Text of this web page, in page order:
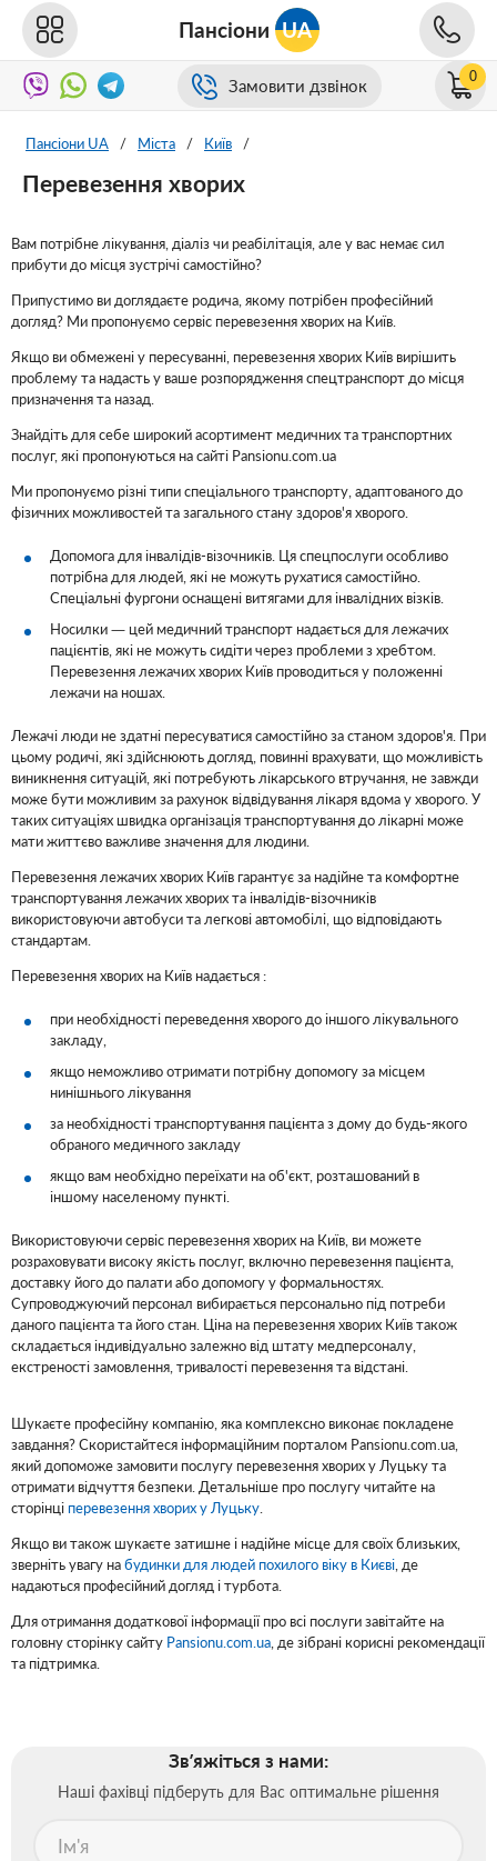
Пансіони UA
Замовити дзвінок 0
Пансіони UA / Міста / Київ /
Перевезення хворих
Вам потрібне лікування, діаліз чи реабілітація, але у вас немає сил
прибути до місця зустрічі самостійно?
Припустимо ви доглядаєте родича, якому потрібен професійний
догляд? Ми пропонуємо сервіс перевезення хворих на Київ.
Якщо ви обмежені у пересуванні, перевезення хворих Київ вирішить
проблему та надасть у ваше розпорядження спецтранспорт до місця
призначення та назад.
Знайдіть для себе широкий асортимент медичних та транспортних
послуг, які пропонуються на сайті Pansionu.com.ua
Ми пропонуємо різні типи спеціального транспорту, адаптованого до
фізичних можливостей та загального стану здоров'я хворого.
Допомога для інвалідів-візочників. Ця спецпослуги особливо
потрібна для людей, які не можуть рухатися самостійно.
Спеціальні фургони оснащені витягами для інвалідних візків.
Носилки — цей медичний транспорт надається для лежачих
пацієнтів, які не можуть сидіти через проблеми з хребтом.
Перевезення лежачих хворих Київ проводиться у положенні
лежачи на ношах.
Лежачі люди не здатні пересуватися самостійно за станом здоров'я. При
цьому родичі, які здійснюють догляд, повинні врахувати, що можливість
виникнення ситуацій, які потребують лікарського втручання, не завжди
може бути можливим за рахунок відвідування лікаря вдома у хворого. У
таких ситуаціях швидка організація транспортування до лікарні може
мати життєво важливе значення для людини.
Перевезення лежачих хворих Київ гарантує за надійне та комфортне
транспортування лежачих хворих та інвалідів-візочників
використовуючи автобуси та легкові автомобілі, що відповідають
стандартам.
Перевезення хворих на Київ надається :
при необхідності переведення хворого до іншого лікувального
закладу,
якщо неможливо отримати потрібну допомогу за місцем
нинішнього лікування
за необхідності транспортування пацієнта з дому до будь-якого
обраного медичного закладу
якщо вам необхідно переїхати на об'єкт, розташований в
іншому населеному пункті.
Використовуючи сервіс перевезення хворих на Київ, ви можете
розраховувати високу якість послуг, включно перевезення пацієнта,
доставку його до палати або допомогу у формальностях.
Супроводжуючий персонал вибирається персонально під потреби
даного пацієнта та його стан. Ціна на перевезення хворих Київ також
складається індивідуально залежно від штату медперсоналу,
екстреності замовлення, тривалості перевезення та відстані.
Шукаєте професійну компанію, яка комплексно виконає покладене
завдання? Скористайтеся інформаційним порталом Pansionu.com.ua,
який допоможе замовити послугу перевезення хворих у Луцьку та
отримати відчуття безпеки. Детальніше про послугу читайте на
сторінці перевезення хворих у Луцьку
Якщо ви також шукаєте затишне і надійне місце для своїх близьких,
зверніть увагу набудинки для людей похилого віку в Києві , де
надаються професійний догляд і турбота.
Для отримання додаткової інформації про всі послуги завітайте на
головну сторінку сайту Pansionu.com.ua , де зібрані корисні рекомендації
та підтримка.
Звʼяжіться з нами:
Наші фахівці підберуть для Вас оптимальне рішення